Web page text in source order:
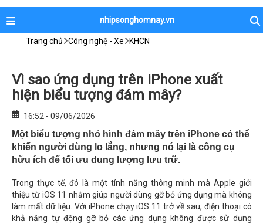
nhipsonghomnay.vn
Trang chủ Công nghệ - Xe KHCN
Vì sao ứng dụng trên iPhone xuất
hiện biểu tượng đám mây?
16:52 - 09/06/2026
Một biểu tượng nhỏ hình đám mây trên iPhone có thể
khiến người dùng lo lắng, nhưng nó lại là công cụ
hữu ích để tối ưu dung lượng lưu trữ.
Trong thực tế, đó là một tính năng thông minh mà Apple giới
thiệu từ iOS 11 nhằm giúp người dùng gỡ bỏ ứng dụng mà không
làm mất dữ liệu. Với iPhone chạy iOS 11 trở về sau, điện thoại có
khả năng tự động gỡ bỏ các ứng dụng không được sử dụng